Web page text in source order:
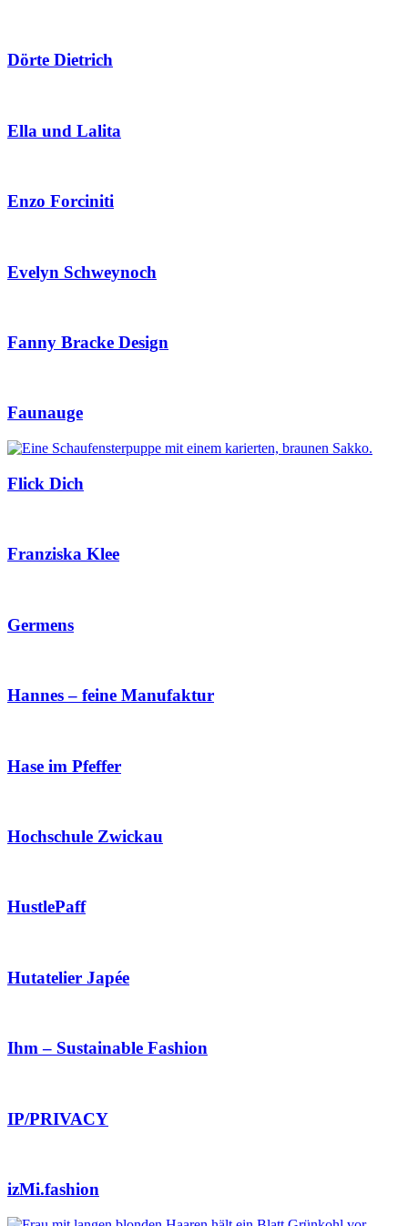
Dörte Dietrich
Ella und Lalita
Enzo Forciniti
Evelyn Schweynoch
Fanny Bracke Design
Faunauge
Flick Dich
Franziska Klee
Germens
Hannes – feine Manufaktur
Hase im Pfeffer
Hochschule Zwickau
HustlePaff
Hutatelier Japée
Ihm – Sustainable Fashion
IP/PRIVACY
izMi.fashion